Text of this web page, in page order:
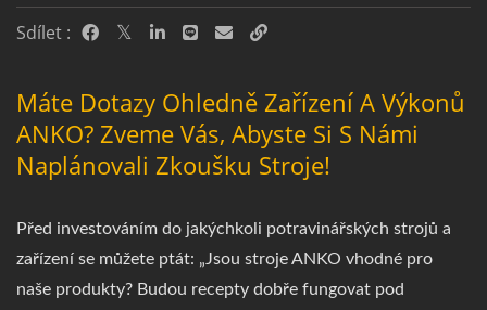
Sdílet :
Máte Dotazy Ohledně Zařízení A Výkonů
ANKO? Zveme Vás, Abyste Si S Námi
Naplánovali Zkoušku Stroje!
Před investováním do jakýchkoli potravinářských strojů a
zařízení se můžete ptát: „Jsou stroje ANKO vhodné pro
naše produkty? Budou recepty dobře fungovat pod